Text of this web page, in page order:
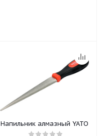
Напильник алмазный YATO